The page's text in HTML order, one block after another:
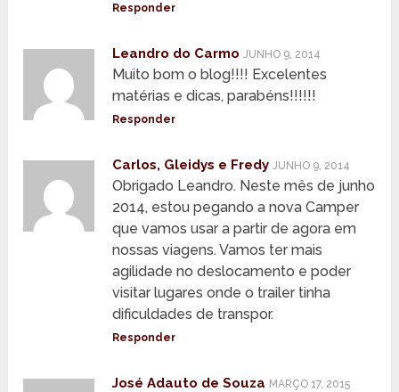
Responder
Leandro do Carmo JUNHO 9, 2014
Muito bom o blog!!!! Excelentes
matérias e dicas, parabéns!!!!!!
Responder
Carlos, Gleidys e Fredy JUNHO 9, 2014
Obrigado Leandro. Neste mês de junho
2014, estou pegando a nova Camper
que vamos usar a partir de agora em
nossas viagens. Vamos ter mais
agilidade no deslocamento e poder
visitar lugares onde o trailer tinha
dificuldades de transpor.
Responder
José Adauto de Souza MARÇO 17, 2015